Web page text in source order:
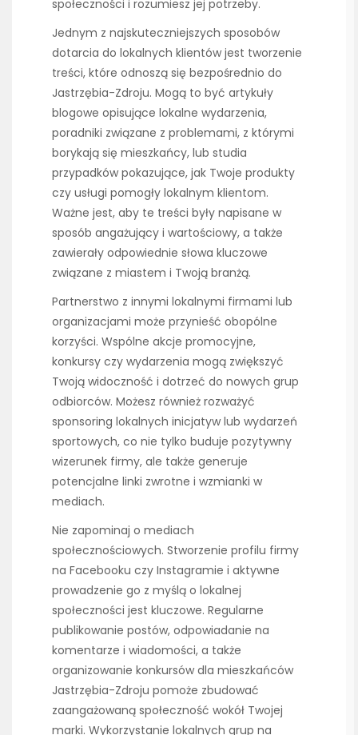
społeczności i rozumiesz jej potrzeby.
Jednym z najskuteczniejszych sposobów
dotarcia do lokalnych klientów jest tworzenie
treści, które odnoszą się bezpośrednio do
Jastrzębia-Zdroju. Mogą to być artykuły
blogowe opisujące lokalne wydarzenia,
poradniki związane z problemami, z którymi
borykają się mieszkańcy, lub studia
przypadków pokazujące, jak Twoje produkty
czy usługi pomogły lokalnym klientom.
Ważne jest, aby te treści były napisane w
sposób angażujący i wartościowy, a także
zawierały odpowiednie słowa kluczowe
związane z miastem i Twoją branżą.
Partnerstwo z innymi lokalnymi firmami lub
organizacjami może przynieść obopólne
korzyści. Wspólne akcje promocyjne,
konkursy czy wydarzenia mogą zwiększyć
Twoją widoczność i dotrzeć do nowych grup
odbiorców. Możesz również rozważyć
sponsoring lokalnych inicjatyw lub wydarzeń
sportowych, co nie tylko buduje pozytywny
wizerunek firmy, ale także generuje
potencjalne linki zwrotne i wzmianki w
mediach.
Nie zapominaj o mediach
społecznościowych. Stworzenie profilu firmy
na Facebooku czy Instagramie i aktywne
prowadzenie go z myślą o lokalnej
społeczności jest kluczowe. Regularne
publikowanie postów, odpowiadanie na
komentarze i wiadomości, a także
organizowanie konkursów dla mieszkańców
Jastrzębia-Zdroju pomoże zbudować
zaangażowaną społeczność wokół Twojej
marki. Wykorzystanie lokalnych grup na